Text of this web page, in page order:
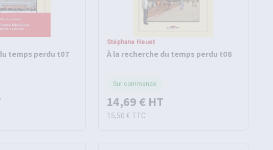
temps perdu t07
Stéphane Heuet
À la recherche du temps perdu t08
Sur commande
14,69 € HT
15,50 € TTC